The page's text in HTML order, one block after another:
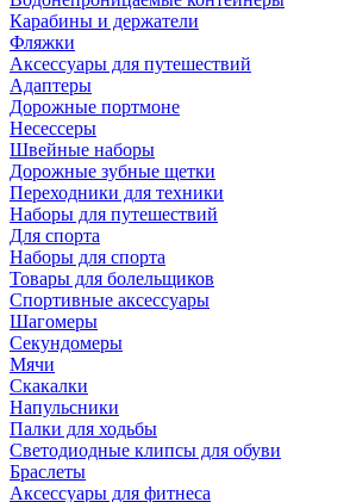
Карабины и держатели
Фляжки
Аксессуары для путешествий
Адаптеры
Дорожные портмоне
Несессеры
Швейные наборы
Дорожные зубные щетки
Переходники для техники
Наборы для путешествий
Для спорта
Наборы для спорта
Товары для болельщиков
Спортивные аксессуары
Шагомеры
Секундомеры
Мячи
Скакалки
Напульсники
Палки для ходьбы
Светодиодные клипсы для обуви
Браслеты
Аксессуары для фитнеса